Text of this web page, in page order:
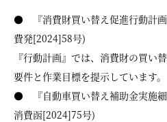
● 『消費財買い替え促進行動計画
費発[2024]58号)
『行動計画』では、消費財の買い
要件と作業目標を提示しています。
● 『自動車買い替え補助金実施
消費函[2024]75号)